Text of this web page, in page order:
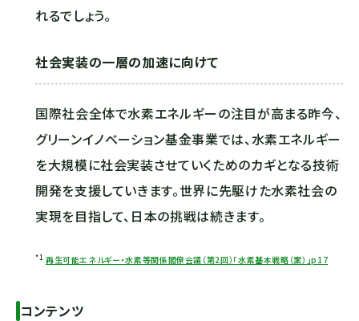
れるでしょう。
社会実装の一層の加速に向けて
国際社会全体で水素エネルギーの注目が高まる昨今、
グリーンイノベーション基金事業では、水素エネルギー
を大規模に社会実装させていくためのカギとなる技術
開発を支援していきます。世界に先駆けた水素社会の
実現を目指して、日本の挑戦は続きます。
*1 再⽣可能エネルギー・⽔素等関係閣僚会議（第2回）「水素基本戦略（案）」p17
コンテンツ